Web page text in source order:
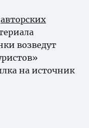
авторских
возведут
на источник